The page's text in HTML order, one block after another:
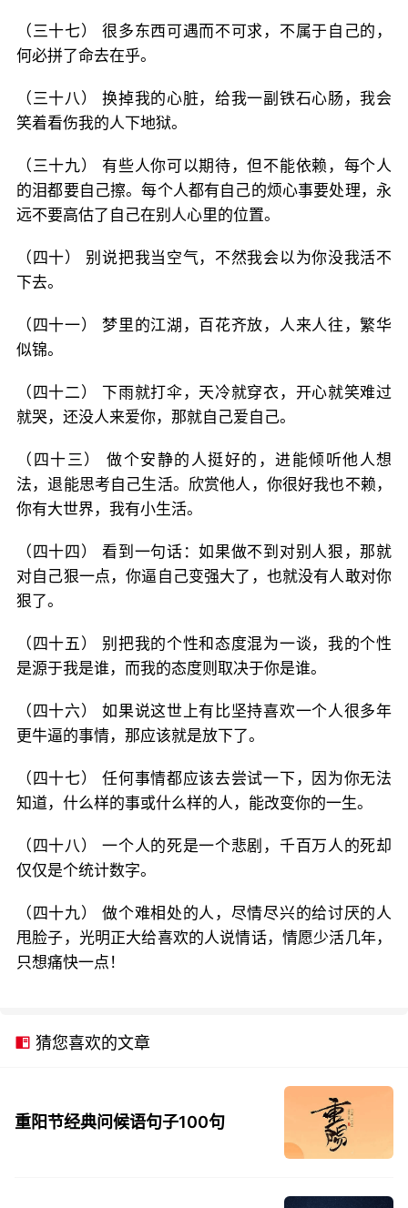
（三十七） 很多东西可遇而不可求，不属于自己的，
何必拼了命去在乎。
（三十八） 换掉我的心脏，给我一副铁石心肠，我会
笑着看伤我的人下地狱。
（三十九） 有些人你可以期待，但不能依赖，每个人
的泪都要自己擦。每个人都有自己的烦心事要处理，永
远不要高估了自己在别人心里的位置。
（四十） 别说把我当空气，不然我会以为你没我活不
下去。
（四十一） 梦里的江湖，百花齐放，人来人往，繁华
似锦。
（四十二） 下雨就打伞，天冷就穿衣，开心就笑难过
就哭，还没人来爱你，那就自己爱自己。
（四十三） 做个安静的人挺好的，进能倾听他人想
法，退能思考自己生活。欣赏他人，你很好我也不赖，
你有大世界，我有小生活。
（四十四） 看到一句话：如果做不到对别人狠，那就
对自己狠一点，你逼自己变强大了，也就没有人敢对你
狠了。
（四十五） 别把我的个性和态度混为一谈，我的个性
是源于我是谁，而我的态度则取决于你是谁。
（四十六） 如果说这世上有比坚持喜欢一个人很多年
更牛逼的事情，那应该就是放下了。
（四十七） 任何事情都应该去尝试一下，因为你无法
知道，什么样的事或什么样的人，能改变你的一生。
（四十八） 一个人的死是一个悲剧，千百万人的死却
仅仅是个统计数字。
（四十九） 做个难相处的人，尽情尽兴的给讨厌的人
甩脸子，光明正大给喜欢的人说情话，情愿少活几年，
只想痛快一点！
猜您喜欢的文章
重阳节经典问候语句子100句